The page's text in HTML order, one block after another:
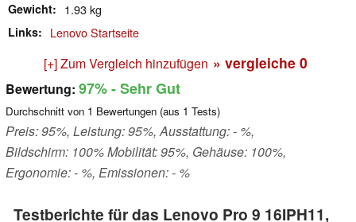
Gewicht 1.93 kg
Links Lenovo Startseite
[+] Zum Vergleich hinzufügen » vergleiche 0
Bewertung: 97%- Sehr Gut
Durchschnitt von 1 Bewertungen (aus 1 Tests)
Preis: 95%, Leistung: 95%, Ausstattung: - %,
Bildschirm: 100% Mobilität: 95%, Gehäuse: 100%,
Ergonomie: - %, Emissionen: - %
Testberichte für das Lenovo Pro 9 16IPH11,